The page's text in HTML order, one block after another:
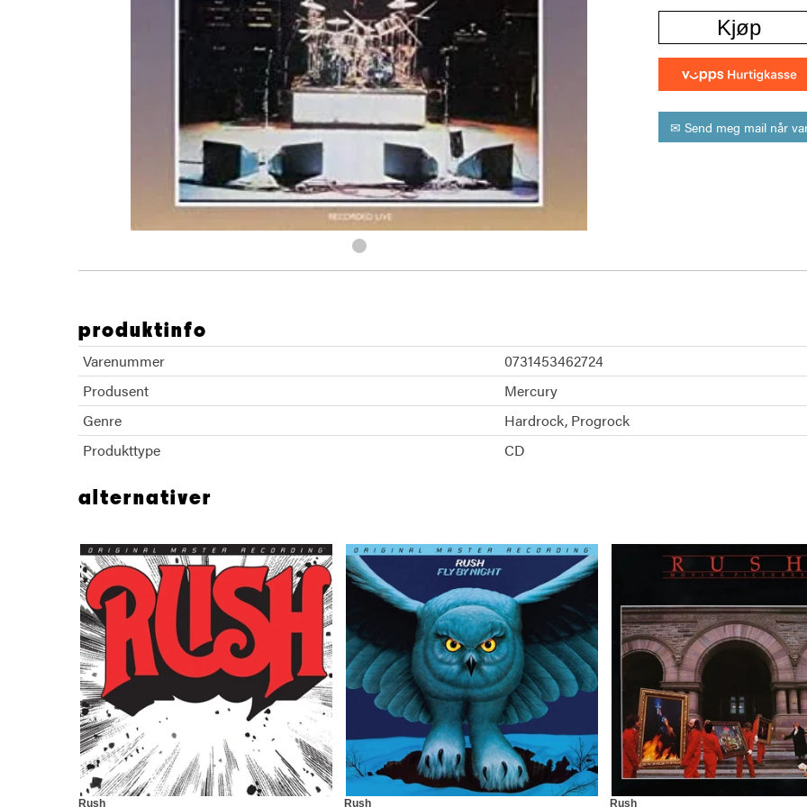
Kjøp
✉ Send meg mail når
produktinfo
Varenummer
0731453462724
Produsent
Mercury
Genre
Hardrock Progrock
Produkttype
CD
alternativer
Rush Rush Rush